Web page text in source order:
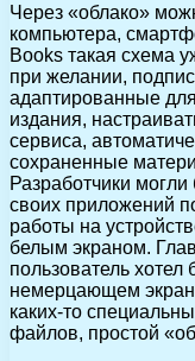
Через «облако»
компьютера,
Books такая схема
при желании,
адаптированные
издания,
сервиса,
сохраненные
Разработчики
своих приложений
работы на
белым экраном.
пользователь
немерцающем
каких-то
файлов, простой